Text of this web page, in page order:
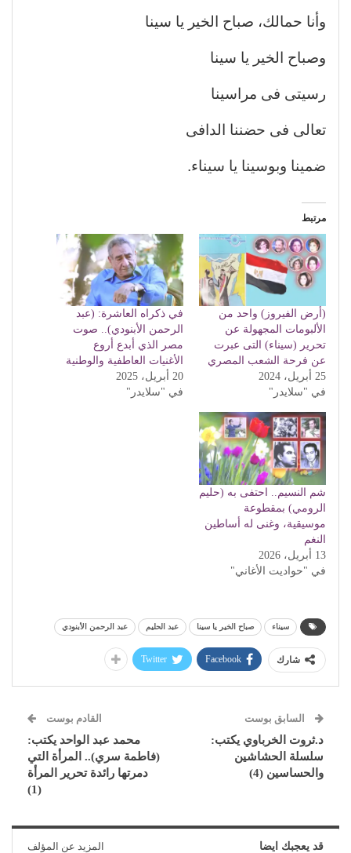
وأنا حمالك، صباح الخير يا سينا
وصباح الخير يا سينا
رسيتى فى مراسينا
تعالى فى حضننا الدافى
ضمينا وبوسينا يا سيناء.
مرتبط
(أرض الفيروز) واحد من
الألبومات المجهولة عن
تحرير (سيناء) التى عبرت
عن فرحة الشعب المصري
25 أبريل، 2024
في "سلايدر"
في ذكراه العاشرة: (عبد
الرحمن الأبنودي).. صوت
مصر الذي أبدع أروع
الأغنيات العاطفية والوطنية
20 أبريل، 2025
في "سلايدر"
شم النسيم.. احتفى به (حليم
الرومي) بمقطوعة
موسيقية، وغنى له أساطين
النغم
13 أبريل، 2026
في "حواديت الأغاني"
سيناء صباح الخير يا سينا عبد الحليم عبد الرحمن الأبنودي
شارك Facebook
Twitter
السابق بوست
د.ثروت الخرباوي يكتب:
سلسلة الحشاشين
والحساسين (4)
القادم بوست
محمد عبد الواحد يكتب:
(فاطمة سري).. المرأة التي
دمرتها رائدة تحرير المرأة
(1)
قد يعجبك ايضا المزيد عن المؤلف